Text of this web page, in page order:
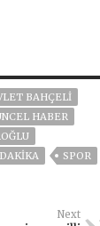
BAHÇELİ
HABER
SPOR
Next